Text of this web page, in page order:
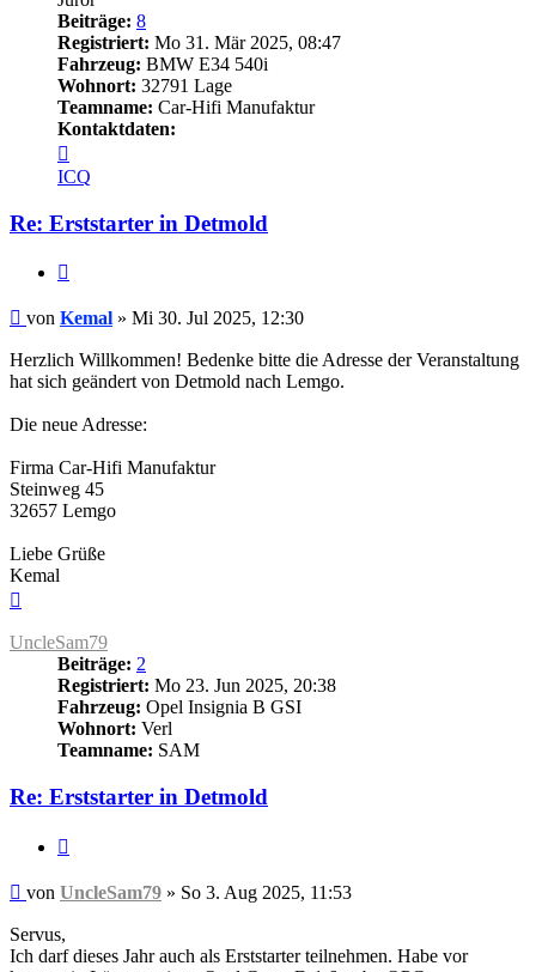
Beiträge: 8
Registriert: Mo 31. Mär 2025, 08:47
Fahrzeug: BMW E34 540i
Wohnort: 32791 Lage
Teamname: Car-Hifi Manufaktur
Kontaktdaten:
von
Kemal
ICQ
Re: Erststarter in Detmold
Beitrag
von Kemal » Mi 30. Jul 2025, 12:30
Herzlich Willkommen! Bedenke bitte die Adresse der Veranstaltung
hat sich geändert von Detmold nach Lemgo.
Die neue Adresse:
Firma Car-Hifi Manufaktur
Steinweg 45
32657 Lemgo
Liebe Grüße
Kemal
UncleSam79
Beiträge: 2
Registriert: Mo 23. Jun 2025, 20:38
Fahrzeug: Opel Insignia B GSI
Wohnort: Verl
Teamname: SAM
Re: Erststarter in Detmold
Beitrag
von UncleSam79 » So 3. Aug 2025, 11:53
Servus,
Ich darf dieses Jahr auch als Erststarter teilnehmen. Habe vor